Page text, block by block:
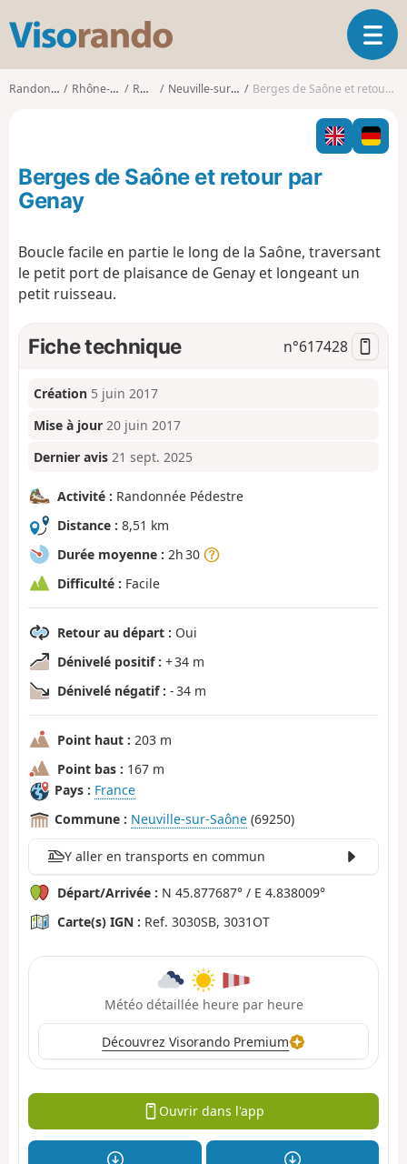
s
o
o
O
u
i
r
l
i
i
Randonnées Rhône-Alpes Rhône Neuville-sur-Saône Berges de Saône et retour par Genay
Berges de Saône et retour par
Genay
Boucle facile en partie le long de la Saône, traversant
le petit port de plaisance de Genay et longeant un
petit ruisseau.
Fiche technique n°617428
Création 5 juin 2017
Mise à jour 20 juin 2017
Dernier avis 21 sept. 2025
Activité : Randonnée Pédestre
Distance : 8,51 km
Durée moyenne : 2h 30
Difficulté : Facile
Retour au départ : Oui
Dénivelé positif : + 34 m
Dénivelé négatif : - 34 m
Point haut : 203 m
Point bas : 167 m
Pays : France
Commune : Neuville-sur-Saône (69250)
Y aller en transports en commun
Départ/Arrivée : N 45.877687° / E 4.838009°
Carte(s) IGN : Ref. 3030SB, 3031OT
Météo détaillée heure par heure
Découvrez Visorando Premium
Ouvrir dans l'app